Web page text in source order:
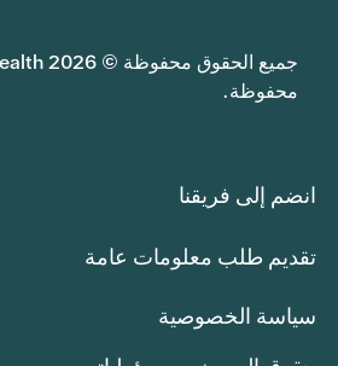
محفوظة.
انضم إلى فريقنا
تقديم طلب معلومات عامة
سياسة الخصوصية